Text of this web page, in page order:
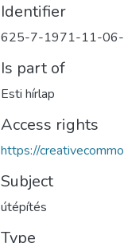
Identifier
625-7-1971-11-06-
Is part of
Esti hírlap
Access rights
https://
Subject
útépítés
Type